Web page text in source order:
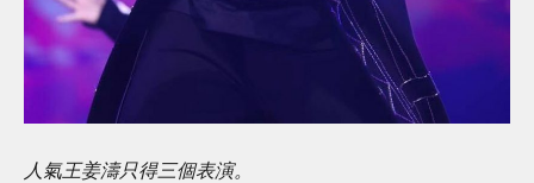
人氣王姜濤只得三個表演。